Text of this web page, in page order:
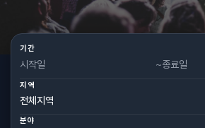
기간
~
지역
분야